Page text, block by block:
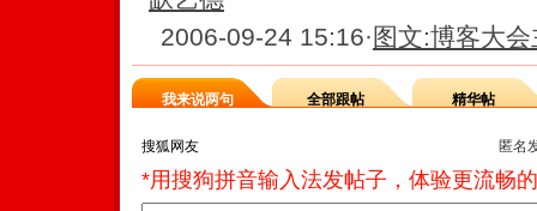
2006-09-24 15:16· 图文:博客大
我来说两句 全部跟帖 精华帖
匿名
*用搜狗拼音输入法发帖子，体验更流畅